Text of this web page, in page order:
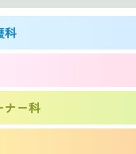
科
ナー科